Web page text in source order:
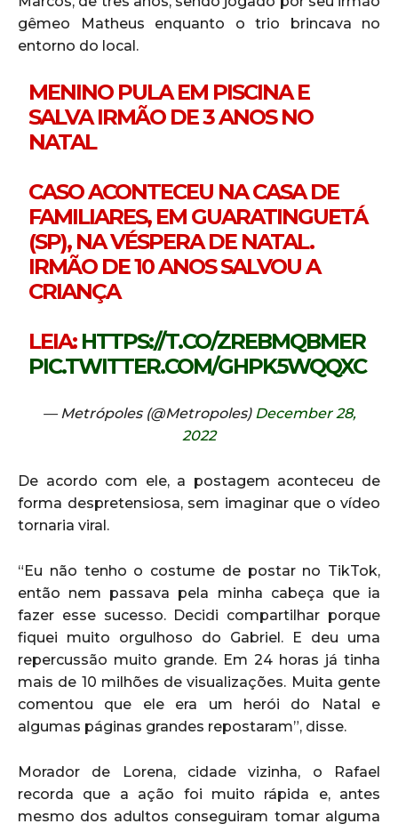
gêmeo Matheus enquanto o trio brincava no
entorno do local.
MENINO PULA EM PISCINA E
SALVA IRMÃO DE 3 ANOS NO
NATAL
CASO ACONTECEU NA CASA DE
FAMILIARES, EM GUARATINGUETÁ
(SP), NA VÉSPERA DE NATAL.
IRMÃO DE 10 ANOS SALVOU A
CRIANÇA
LEIA: HTTPS://T.CO/ZREBMQBMER
PIC.TWITTER.COM/GHPK5WQQXC
— Metrópoles (@Metropoles) December 28,
2022
De acordo com ele, a postagem aconteceu de
forma despretensiosa, sem imaginar que o vídeo
tornaria viral.
“Eu não tenho o costume de postar no TikTok,
então nem passava pela minha cabeça que ia
fazer esse sucesso. Decidi compartilhar porque
fiquei muito orgulhoso do Gabriel. E deu uma
repercussão muito grande. Em 24 horas já tinha
mais de 10 milhões de visualizações. Muita gente
comentou que ele era um herói do Natal e
algumas páginas grandes repostaram”, disse.
Morador de Lorena, cidade vizinha, o Rafael
recorda que a ação foi muito rápida e, antes
mesmo dos adultos conseguiram tomar alguma